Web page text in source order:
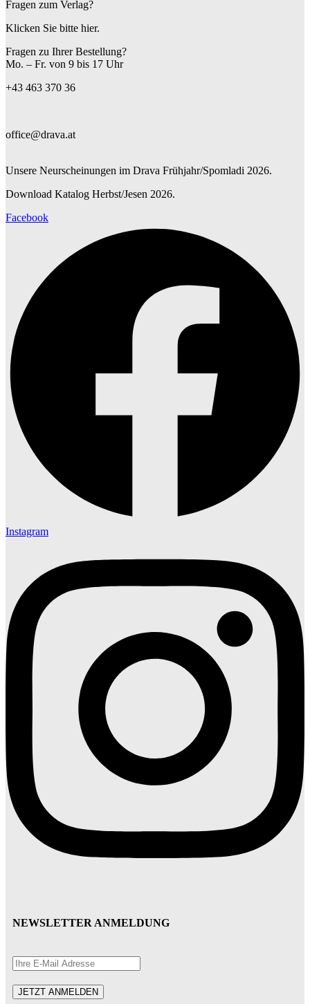
Fragen zum Verlag?
Klicken Sie bitte hier.
Fragen zu Ihrer Bestellung?
Mo. – Fr. von 9 bis 17 Uhr
+43 463 370 36
office@drava.at
Unsere Neurscheinungen im Drava Frühjahr/Spomladi 2026.
Download Katalog Herbst/Jesen 2026.
Facebook
Instagram
NEWSLETTER ANMELDUNG